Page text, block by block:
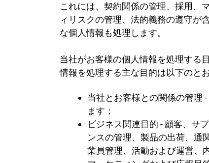
これには、契約関係の管理、採用、
ィリスクの管理、法的義務の遵守が
な個人情報も処理します。
当社がお客様の個人情報を処理する
情報を処理する主な目的は以下のと
当社とお客様との関係の管理
ます；
ビジネス関連目的 - 顧客、サ
ンスの管理、製品の出荷、通
業員管理、活動および運営、